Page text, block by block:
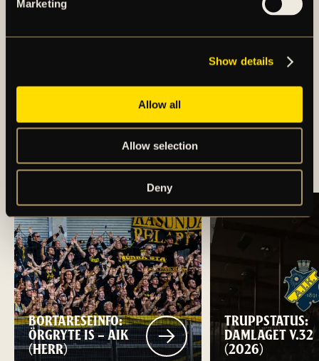
Marketing
Show details
Allow all
Allow selection
Deny
REKRYTERING AV NY
VD/KLUBBDIREKTÖR
TILL AIK FOTBOLL
BORTARESEINFO:
ÖRGRYTE IS – AIK
(HERR)
TRUPPSTATUS:
DAMLAGET V.32
(2026)